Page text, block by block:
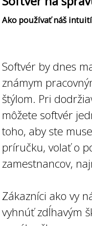
Ako používať náš
Softvér by dnes
známym
štýlom. Pri
môžete softvér
toho, aby ste
príručku, volať o
zamestnancov,
Zákazníci ako vy
vyhnúť zdĺhavým